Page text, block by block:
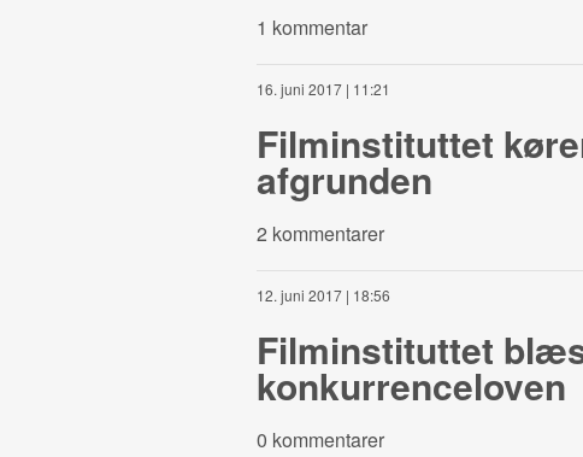
1 kommentar
16. juni 2017 | 11:21
Filminstituttet
afgrunden
2 kommentarer
12. juni 2017 | 18:56
Filminstituttet
konkurrenceloven
0 kommentarer